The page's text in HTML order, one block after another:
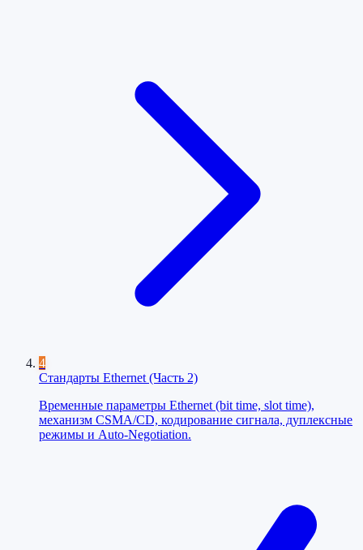
4
Стандарты Ethernet (Часть 2)
Временные параметры Ethernet (bit time, slot time),
механизм CSMA/CD, кодирование сигнала, дуплексные
режимы и Auto-Negotiation.